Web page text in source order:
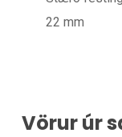
22 mm
Vörur úr